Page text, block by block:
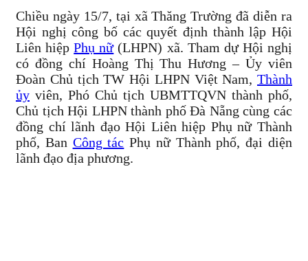
Chiều ngày 15/7, tại xã Thăng Trường đã diễn ra
Hội nghị công bố các quyết định thành lập Hội
Liên hiệpPhụ nữ(LHPN) xã. Tham dự Hội nghị
có đồng chí Hoàng Thị Thu Hương – Ủy viên
Đoàn Chủ tịch TW Hội LHPN Việt Nam, Thành
ủy viên, Phó Chủ tịch UBMTTQVN thành phố,
Chủ tịch Hội LHPN thành phố Đà Nẵng cùng các
đồng chí lãnh đạo Hội Liên hiệp Phụ nữ Thành
phố, Ban Công tác Phụ nữ Thành phố, đại diện
lãnh đạo địa phương.